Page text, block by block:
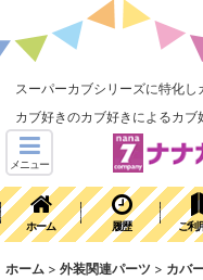
スーパーカブシリーズに特化
カブ好きのカブ好きによるカブ
メニュー
ホーム 履歴 ご利
ホーム > 外装関連パーツ > カバ